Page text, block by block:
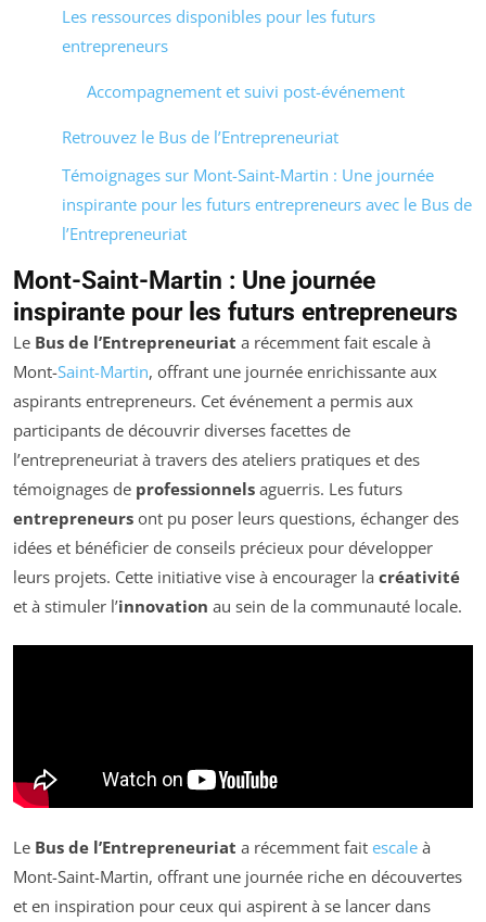
Les ressources disponibles pour les futurs
entrepreneurs
Accompagnement et suivi post-événement
Retrouvez le Bus de l’Entrepreneuriat
Témoignages sur Mont-Saint-Martin : Une journée
inspirante pour les futurs entrepreneurs avec le Bus de
l’Entrepreneuriat
Mont-Saint-Martin : Une journée
inspirante pour les futurs entrepreneurs
Le Bus de l’Entrepreneuriat a récemment fait escale à
Mont-Saint-Martin, offrant une journée enrichissante aux
aspirants entrepreneurs. Cet événement a permis aux
participants de découvrir diverses facettes de
l’entrepreneuriat à travers des ateliers pratiques et des
témoignages de professionnels aguerris. Les futurs
entrepreneurs ont pu poser leurs questions, échanger des
idées et bénéficier de conseils précieux pour développer
leurs projets. Cette initiative vise à encourager la créativité
et à stimuler l’innovation au sein de la communauté locale.
Le Bus de l’Entrepreneuriat a récemment fait escale à
Mont-Saint-Martin, offrant une journée riche en découvertes
et en inspiration pour ceux qui aspirent à se lancer dans